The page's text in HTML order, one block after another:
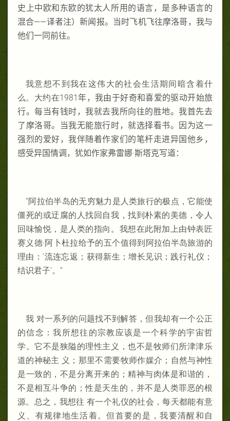
史上中欧和东欧的犹太人所用的语言，是多种语言的
混合——译者注）新闻报。当时飞机飞往摩洛哥，我与
他们一同前往。
我意想不到我在这伟大的社会生活期间暗含着什
么。大约在1981年，我由于好奇和喜爱的驱动开始旅
行。每当有钱时，我就去我所向往的胜地。我首先去
了摩洛哥。当我无能旅行时，就选择看书。因为这一
强烈的爱好，我伴随着作家们的笔杆走进异国他乡，
感受异国情调，犹如作家弗雷娜·斯塔克写道：
“阿拉伯半岛的无穷魅力是人类旅行的极点，它能使
僵死的或迂腐的人找回自我，找到朴素的美德，令人
回味愉悦，是人类的指向。我想在此附加上由钟表匠
赛义德·阿卜杜拉给予的五个值得到阿拉伯半岛旅游的
理由：‘流连忘返；获得新生；增长见识；践行礼仪；
结识君子’。”
我 对一系列的问题找不到解答，但我却有一个公正
的信念：我所想往的宗教应该是一个科学的宇宙哲
学。它不是狭隘的理性主义，也不是牧师们所津津乐
道的神秘主 义；那里不需要牧师作媒介；自然与神性
是一致的，不是分离开来的；精神与肉体是和谐的，
不是相互斗争的；性是天生的，并不是人类罪恶的根
源。总之，我想往 有一个礼仪的社会，每天都能有意
义、有规律地生活着。但首要的是，我要清醒和自